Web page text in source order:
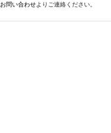
お問い合わせよりご連絡ください。